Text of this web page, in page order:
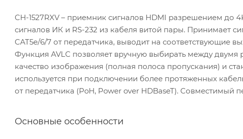
CH-1527RXV – приемник сигналов HDMI разрешением до
сигналов ИК и RS-232 из кабеля витой пары. Принимает
CAT5e/6/7 от передатчика, выводит на соответствующие
Функция AVLC позволяет вручную выбирать между
качество изображения (полная полоса пропускания) и
используется при подключении более протяженных
от передатчика (PoH, Power over HDBaseT). Совместимый
Основные особенности